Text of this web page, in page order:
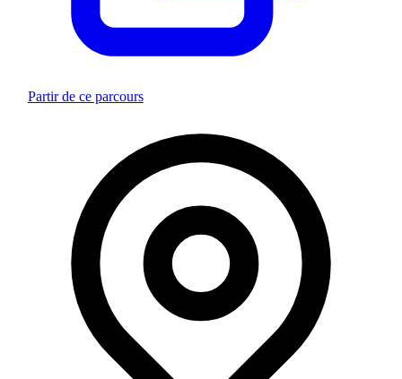
Partir de ce parcours